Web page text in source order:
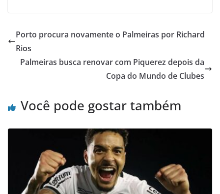
Porto procura novamente o Palmeiras por Richard
Rios
Palmeiras busca renovar com Piquerez depois da
Copa do Mundo de Clubes
Você pode gostar também